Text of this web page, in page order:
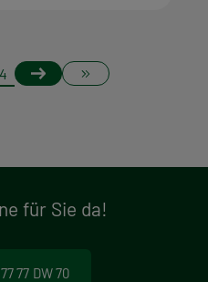
Page
4
NächsteLetzte
für Sie da!
77 DW 70